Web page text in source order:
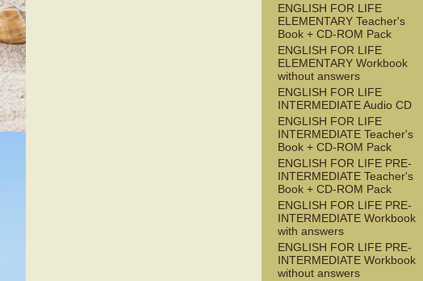
ENGLISH FOR LIFE
ELEMENTARY Teacher's
Book + CD-ROM Pack
ENGLISH FOR LIFE
ELEMENTARY Workbook
without answers
ENGLISH FOR LIFE
INTERMEDIATE Audio CD
ENGLISH FOR LIFE
INTERMEDIATE Teacher's
Book + CD-ROM Pack
ENGLISH FOR LIFE PRE-
INTERMEDIATE Teacher's
Book + CD-ROM Pack
ENGLISH FOR LIFE PRE-
INTERMEDIATE Workbook
with answers
ENGLISH FOR LIFE PRE-
INTERMEDIATE Workbook
without answers